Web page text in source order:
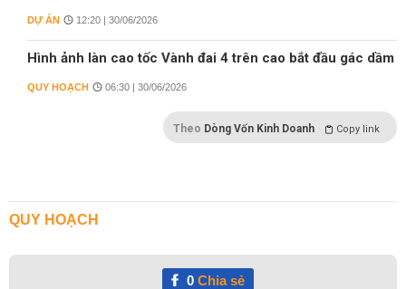
DỰ ÁN 12:20 | 30/06/2026
Hình ảnh làn cao tốc Vành đai 4 trên cao bắt đầu gác dầm
QUY HOẠCH 06:30 | 30/06/2026
Theo Dòng Vốn Kinh Doanh Copy link
QUY HOẠCH
0Chia sẻ